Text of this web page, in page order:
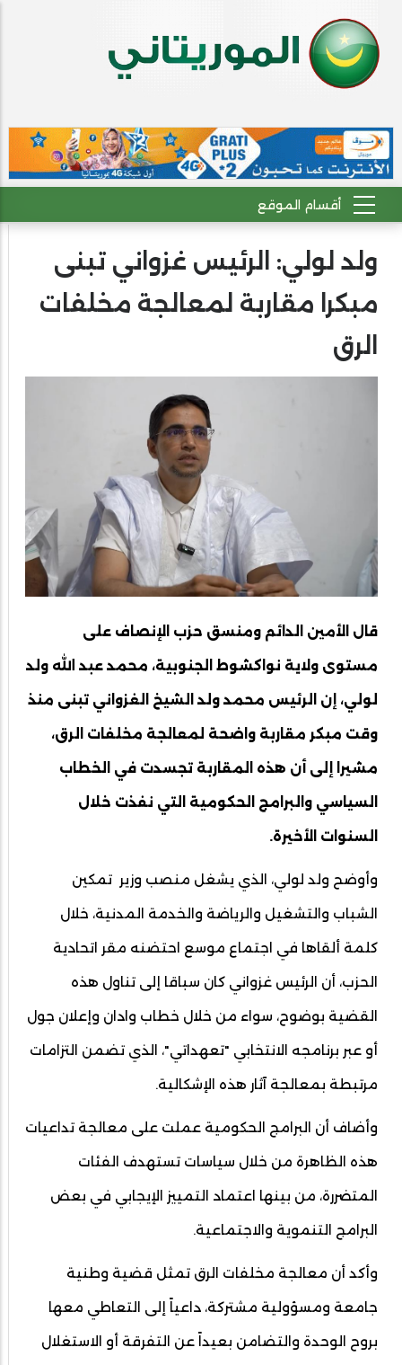
ولد لولي: الرئيس غزواني تبنى
مبكرا مقاربة لمعالجة مخلفات
الرق
قال الأمين الدائم ومنسق حزب الإنصاف على
مستوى ولاية نواكشوط الجنوبية، محمد عبد الله ولد
لولي، إن الرئيس محمد ولد الشيخ الغزواني تبنى منذ
وقت مبكر مقاربة واضحة لمعالجة مخلفات الرق،
مشيرا إلى أن هذه المقاربة تجسدت في الخطاب
السياسي والبرامج الحكومية التي نفذت خلال
السنوات الأخيرة.
وأوضح ولد لولي، الذي يشغل منصب وزير تمكين
الشباب والتشغيل والرياضة والخدمة المدنية، خلال
كلمة ألقاها في اجتماع موسع احتضنه مقر اتحادية
الحزب، أن الرئيس غزواني كان سباقا إلى تناول هذه
القضية بوضوح، سواء من خلال خطاب وادان وإعلان جول
أو عبر برنامجه الانتخابي "تعهداتي"، الذي تضمن التزامات
مرتبطة بمعالجة آثار هذه الإشكالية.
وأضاف أن البرامج الحكومية عملت على معالجة تداعيات
هذه الظاهرة من خلال سياسات تستهدف الفئات
المتضررة، من بينها اعتماد التمييز الإيجابي في بعض
البرامج التنموية والاجتماعية.
وأكد أن معالجة مخلفات الرق تمثل قضية وطنية
جامعة ومسؤولية مشتركة، داعياً إلى التعاطي معها
بروح الوحدة والتضامن بعيداً عن التفرقة أو الاستغلال